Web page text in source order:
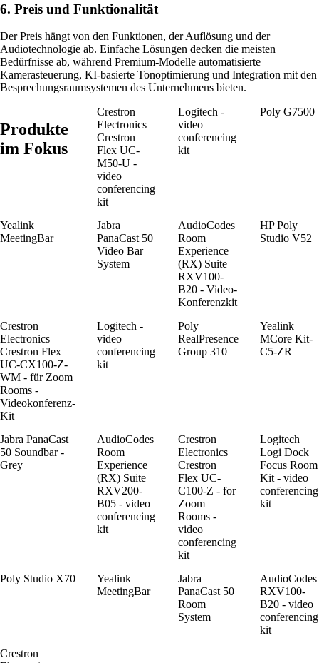
6. Preis und Funktionalität
Der Preis hängt von den Funktionen, der Auflösung und der
Audiotechnologie ab. Einfache Lösungen decken die meisten
Bedürfnisse ab, während Premium-Modelle automatisierte
Kamerasteuerung, KI-basierte Tonoptimierung und Integration mit den
Besprechungsraumsystemen des Unternehmens bieten.
Produkte
im Fokus
Crestron
Electronics
Crestron
Flex UC-
M50-U -
video
conferencing
kit
Logitech -
video
conferencing
kit
Poly G7500
Yealink
MeetingBar
Jabra
PanaCast 50
Video Bar
System
AudioCodes
Room
Experience
(RX) Suite
RXV100-
B20 - Video-
Konferenzkit
HP Poly
Studio V52
Crestron
Electronics
Crestron Flex
UC-CX100-Z-
WM - für Zoom
Rooms -
Videokonferenz-
Kit
Logitech -
video
conferencing
kit
Poly
RealPresence
Group 310
Yealink
MCore Kit-
C5-ZR
Jabra PanaCast
50 Soundbar -
Grey
AudioCodes
Room
Experience
(RX) Suite
RXV200-
B05 - video
conferencing
kit
Crestron
Electronics
Crestron
Flex UC-
C100-Z - for
Zoom
Rooms -
video
conferencing
kit
Logitech
Logi Dock
Focus Room
Kit - video
conferencing
kit
Poly Studio X70
Yealink
MeetingBar
Jabra
PanaCast 50
Room
System
AudioCodes
RXV100-
B20 - video
conferencing
kit
Crestron